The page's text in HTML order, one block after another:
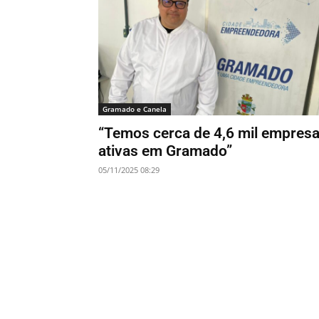
Gramado e Canela
“Temos cerca de 4,6 mil
ativas em Gramado”
05/11/2025 08:29